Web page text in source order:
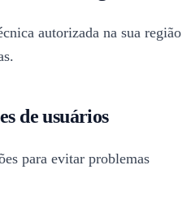
autorizada na sua região
de usuários
para evitar problemas